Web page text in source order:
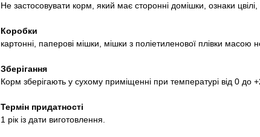
Не застосовувати корм, який має сторонні домішки, ознаки
Коробки
картонні, паперові мішки, мішки з поліетиленової плівки масою
Зберігання
Корм ​​зберігають у сухому приміщенні при температурі від 0 до
Термін придатності
1 рік із дати виготовлення.